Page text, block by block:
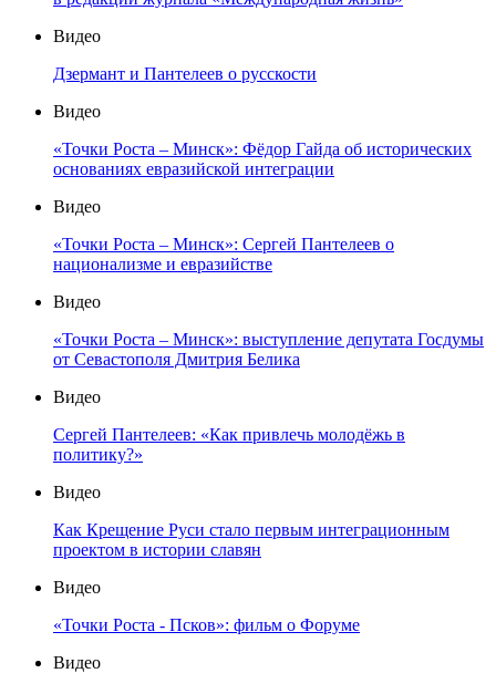
Видео
Дзермант и Пантелеев о русскости
Видео
«Точки Роста – Минск»: Фёдор Гайда об исторических
основаниях евразийской интеграции
Видео
«Точки Роста – Минск»: Сергей Пантелеев о
национализме и евразийстве
Видео
«Точки Роста – Минск»: выступление депутата Госдумы
от Севастополя Дмитрия Белика
Видео
Сергей Пантелеев: «Как привлечь молодёжь в
политику?»
Видео
Как Крещение Руси стало первым интеграционным
проектом в истории славян
Видео
«Точки Роста - Псков»: фильм о Форуме
Видео